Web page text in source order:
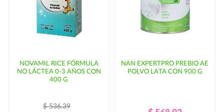
NOVAMIL RICE FÓRMULA
NO LÁCTEA 0-3 AÑOS CON
400 G
$ 536.39
NAN EXPERTPRO PREBIO AE
POLVO LATA CON 900 G